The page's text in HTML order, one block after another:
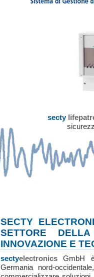
secty
SECTY
SETTORE
INNOVAZIONE E
sectyelectronics GmbH
Germania nord-